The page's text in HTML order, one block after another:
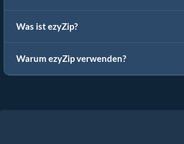
Was ist ezyZip?
Warum ezyZip verwenden?